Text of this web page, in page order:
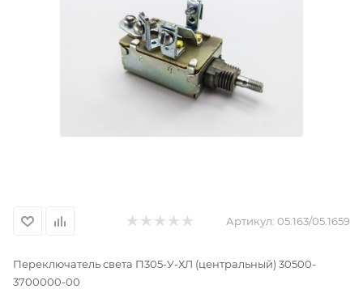
Артикул: 05.163/05.1659
Переключатель света П305-У-ХЛ (центральный) 30500-
3700000-00